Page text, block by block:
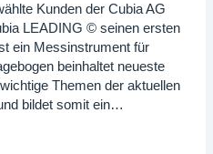
Kunden der Cubia AG
LEADING © seinen ersten
ein Messinstrument für
beinhaltet neueste
Themen der aktuellen
bildet somit ein…